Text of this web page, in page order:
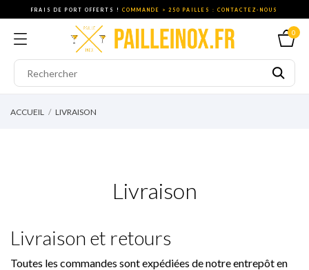
FRAIS DE PORT OFFERTS ! COMMANDE > 250 PAILLES : CONTACTEZ-NOUS
0
ACCUEIL LIVRAISON
Livraison
Livraison et retours
Toutes les commandes sont expédiées de notre entrepôt en